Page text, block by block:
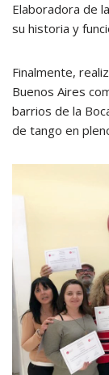
Elaboradora de
su historia y
Finalmente,
Buenos Aires
barrios de la
de tango en